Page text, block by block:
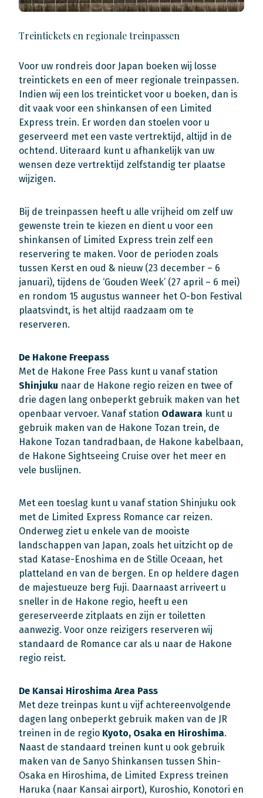
Treintickets en regionale treinpassen
Voor uw rondreis door Japan boeken wij losse
treintickets en een of meer regionale treinpassen.
Indien wij een los treinticket voor u boeken, dan is
dit vaak voor een shinkansen of een Limited
Express trein. Er worden dan stoelen voor u
geserveerd met een vaste vertrektijd, altijd in de
ochtend. Uiteraard kunt u afhankelijk van uw
wensen deze vertrektijd zelfstandig ter plaatse
wijzigen.
Bij de treinpassen heeft u alle vrijheid om zelf uw
gewenste trein te kiezen en dient u voor een
shinkansen of Limited Express trein zelf een
reservering te maken. Voor de perioden zoals
tussen Kerst en oud & nieuw (23 december – 6
januari), tijdens de ‘Gouden Week’ (27 april – 6 mei)
en rondom 15 augustus wanneer het O-bon Festival
plaatsvindt, is het altijd raadzaam om te
reserveren.
De Hakone Freepass
Met de Hakone Free Pass kunt u vanaf station
Shinjuku naar de Hakone regio reizen en twee of
drie dagen lang onbeperkt gebruik maken van het
openbaar vervoer. Vanaf station Odawara kunt u
gebruik maken van de Hakone Tozan trein, de
Hakone Tozan tandradbaan, de Hakone kabelbaan,
de Hakone Sightseeing Cruise over het meer en
vele buslijnen.
Met een toeslag kunt u vanaf station Shinjuku ook
met de Limited Express Romance car reizen.
Onderweg ziet u enkele van de mooiste
landschappen van Japan, zoals het uitzicht op de
stad Katase-Enoshima en de Stille Oceaan, het
platteland en van de bergen. En op heldere dagen
de majestueuze berg Fuji. Daarnaast arriveert u
sneller in de Hakone regio, heeft u een
gereserveerde zitplaats en zijn er toiletten
aanwezig. Voor onze reizigers reserveren wij
standaard de Romance car als u naar de Hakone
regio reist.
De Kansai Hiroshima Area Pass
Met deze treinpas kunt u vijf achtereenvolgende
dagen lang onbeperkt gebruik maken van de JR
treinen in de regio Kyoto, Osaka en Hiroshima.
Naast de standaard treinen kunt u ook gebruik
maken van de Sanyo Shinkansen tussen Shin-
Osaka en Hiroshima, de Limited Express treinen
Haruka (naar Kansai airport), Kuroshio, Konotori en